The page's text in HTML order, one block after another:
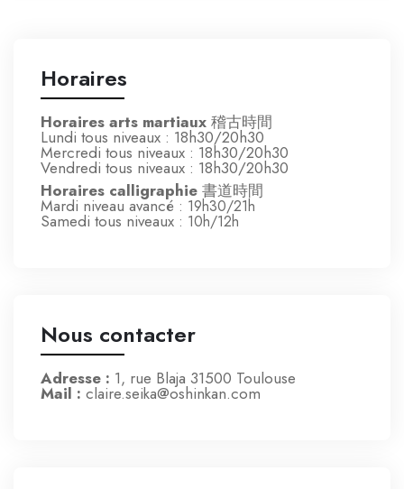
Horaires
Horaires arts martiaux 稽古時間
Lundi tous niveaux : 18h30/20h30
Mercredi tous niveaux : 18h30/20h30
Vendredi tous niveaux : 18h30/20h30
Horaires calligraphie 書道時間
Mardi niveau avancé : 19h30/21h
Samedi tous niveaux : 10h/12h
Nous contacter
Adresse : 1, rue Blaja 31500 Toulouse
Mail : claire.seika@oshinkan.com